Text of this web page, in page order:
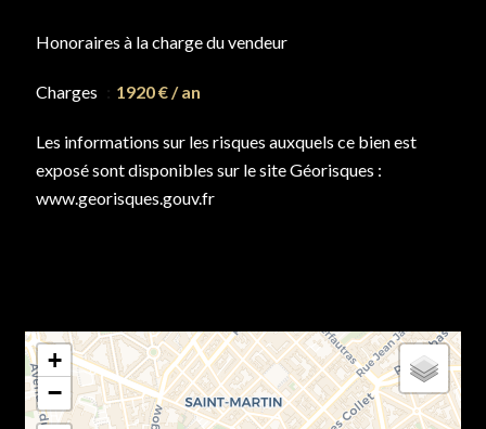
Honoraires à la charge du vendeur
Charges 1920 € / an
Les informations sur les risques auxquels ce bien est
exposé sont disponibles sur le site Géorisques :
www.georisques.gouv.fr
+
−